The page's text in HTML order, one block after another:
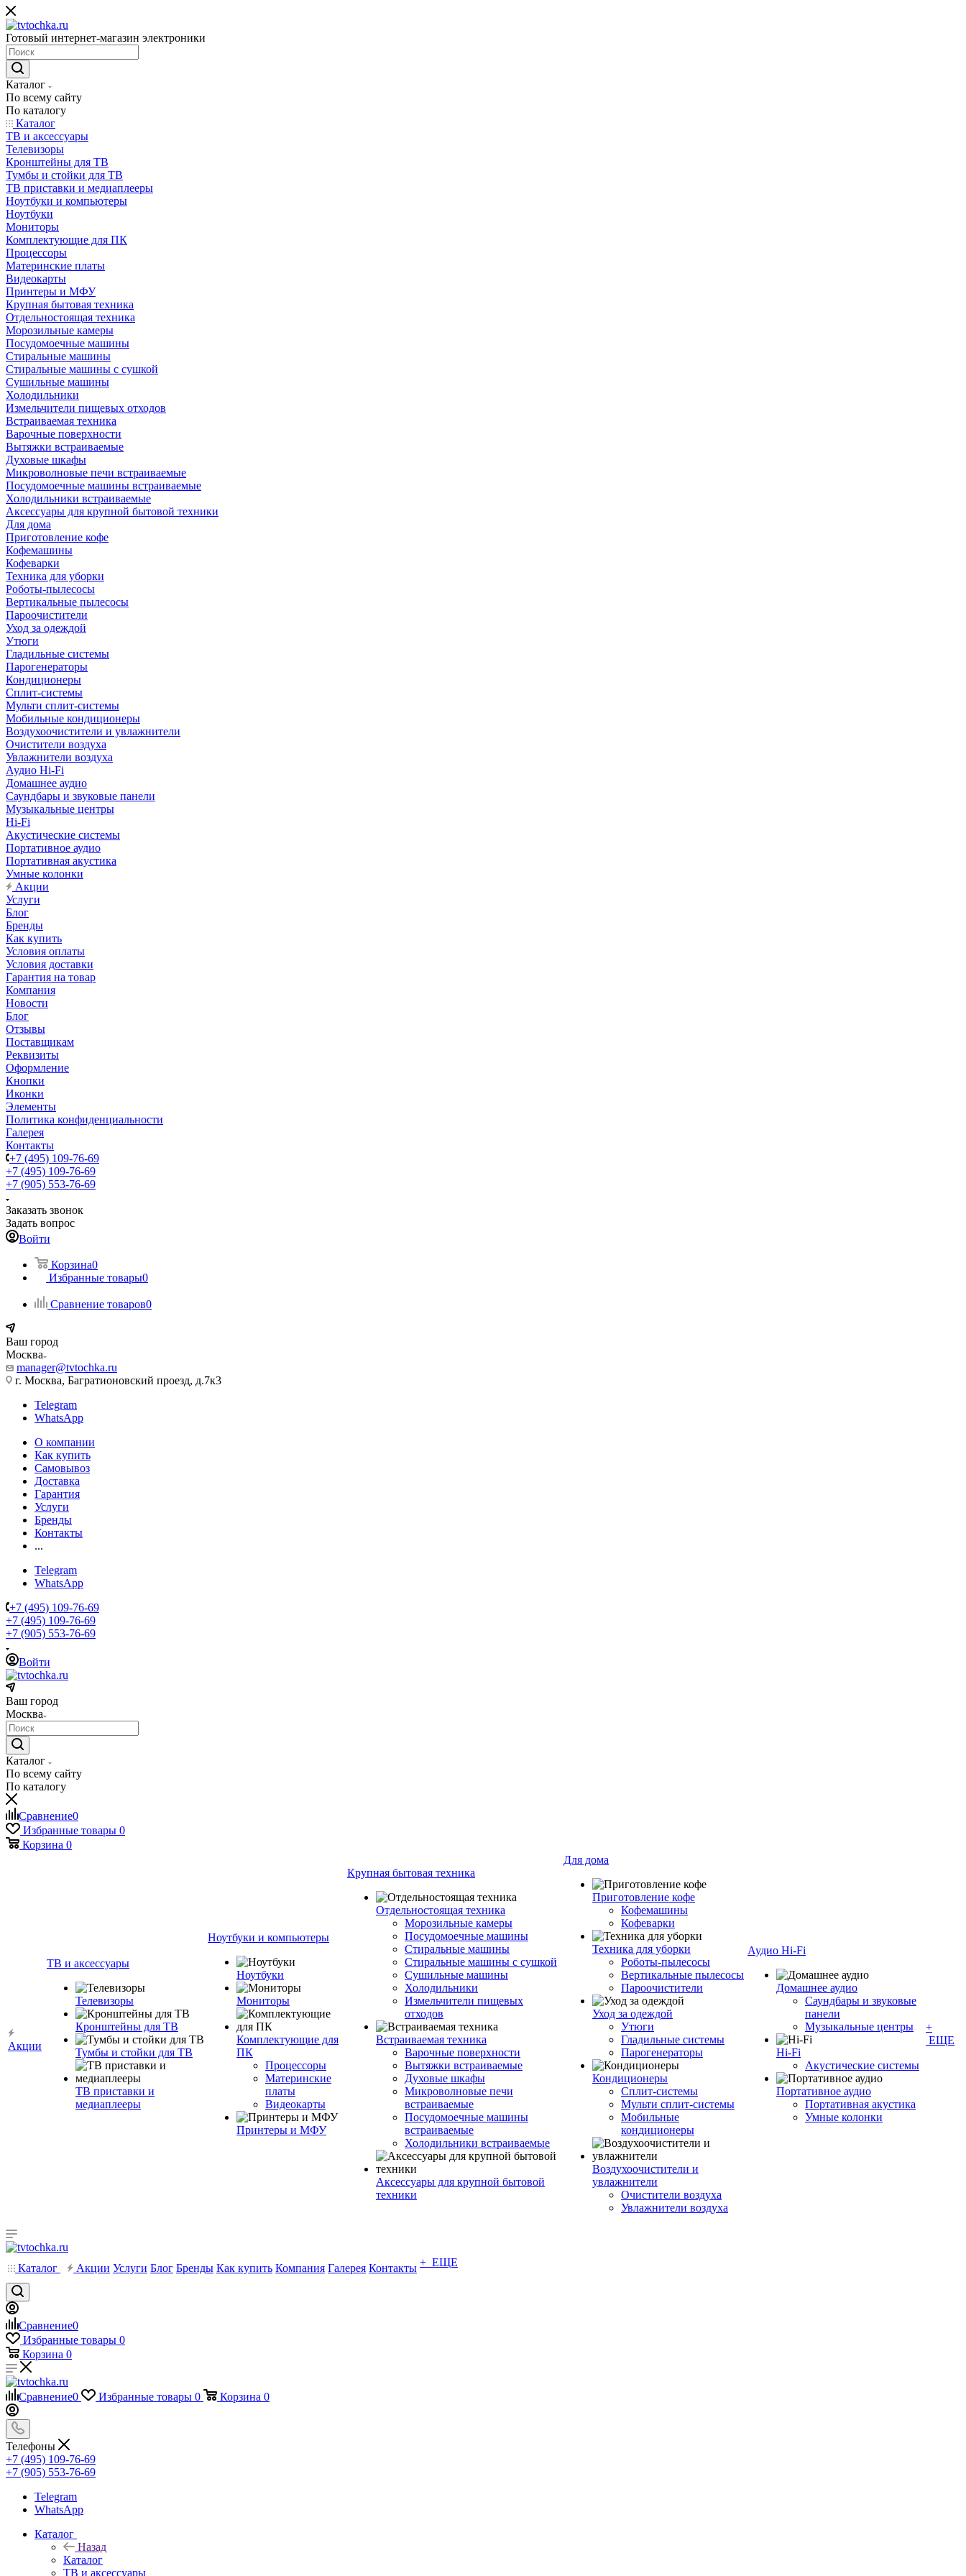
Готовый интернет-магазин электроники
Каталог
По всему сайту
По каталогу
Каталог
ТВ и аксессуары
Телевизоры
Кронштейны для ТВ
Тумбы и стойки для ТВ
ТВ приставки и медиаплееры
Ноутбуки и компьютеры
Ноутбуки
Мониторы
Комплектующие для ПК
Процессоры
Материнские платы
Видеокарты
Принтеры и МФУ
Крупная бытовая техника
Отдельностоящая техника
Морозильные камеры
Посудомоечные машины
Стиральные машины
Стиральные машины с сушкой
Сушильные машины
Холодильники
Измельчители пищевых отходов
Встраиваемая техника
Варочные поверхности
Вытяжки встраиваемые
Духовые шкафы
Микроволновые печи встраиваемые
Посудомоечные машины встраиваемые
Холодильники встраиваемые
Аксессуары для крупной бытовой техники
Для дома
Приготовление кофе
Кофемашины
Кофеварки
Техника для уборки
Роботы-пылесосы
Вертикальные пылесосы
Пароочистители
Уход за одеждой
Утюги
Гладильные системы
Парогенераторы
Кондиционеры
Сплит-системы
Мульти сплит-системы
Мобильные кондиционеры
Воздухоочистители и увлажнители
Очистители воздуха
Увлажнители воздуха
Аудио Hi-Fi
Домашнее аудио
Саундбары и звуковые панели
Музыкальные центры
Hi-Fi
Акустические системы
Портативное аудио
Портативная акустика
Умные колонки
Акции
Услуги
Блог
Бренды
Как купить
Условия оплаты
Условия доставки
Гарантия на товар
Компания
Новости
Блог
Отзывы
Поставщикам
Реквизиты
Оформление
Кнопки
Иконки
Элементы
Политика конфиденциальности
Галерея
Контакты
+7 (495) 109-76-69
+7 (495) 109-76-69
+7 (905) 553-76-69
Заказать звонок
Задать вопрос
Войти
Корзина0
Избранные товары0
Сравнение товаров0
Ваш город
Москва
manager@tvtochka.ru
г. Москва, Багратионовский проезд, д.7к3
Telegram
WhatsApp
О компании
Как купить
Самовывоз
Доставка
Гарантия
Услуги
Бренды
Контакты
...
Telegram
WhatsApp
+7 (495) 109-76-69
+7 (495) 109-76-69
+7 (905) 553-76-69
Войти
Ваш город
Москва
Каталог
По всему сайту
По каталогу
Сравнение0
Избранные товары 0
Корзина 0
Акции
ТВ и аксессуары
Телевизоры
Кронштейны для ТВ
Тумбы и стойки для ТВ
ТВ приставки и
медиаплееры
Ноутбуки и компьютеры
Ноутбуки
Мониторы
Комплектующие для
ПК
Процессоры
Материнские
платы
Видеокарты
Принтеры и МФУ
Крупная бытовая техника
Отдельностоящая техника
Морозильные камеры
Посудомоечные машины
Стиральные машины
Стиральные машины с сушкой
Сушильные машины
Холодильники
Измельчители пищевых
отходов
Встраиваемая техника
Варочные поверхности
Вытяжки встраиваемые
Духовые шкафы
Микроволновые печи
встраиваемые
Посудомоечные машины
встраиваемые
Холодильники встраиваемые
Аксессуары для крупной бытовой
техники
Для дома
Приготовление кофе
Кофемашины
Кофеварки
Техника для уборки
Роботы-пылесосы
Вертикальные пылесосы
Пароочистители
Уход за одеждой
Утюги
Гладильные системы
Парогенераторы
Кондиционеры
Сплит-системы
Мульти сплит-системы
Мобильные
кондиционеры
Воздухоочистители и
увлажнители
Очистители воздуха
Увлажнители воздуха
Аудио Hi-Fi
Домашнее аудио
Саундбары и звуковые
панели
Музыкальные центры
Hi-Fi
Акустические системы
Портативное аудио
Портативная акустика
Умные колонки
+
ЕЩЕ
Каталог Акции Услуги Блог Бренды Как купить Компания Галерея Контакты + ЕЩЕ
Сравнение0
Избранные товары 0
Корзина 0
Сравнение0 Избранные товары 0 Корзина 0
Телефоны
+7 (495) 109-76-69
+7 (905) 553-76-69
Telegram
WhatsApp
Каталог
Назад
Каталог
ТВ и аксессуары